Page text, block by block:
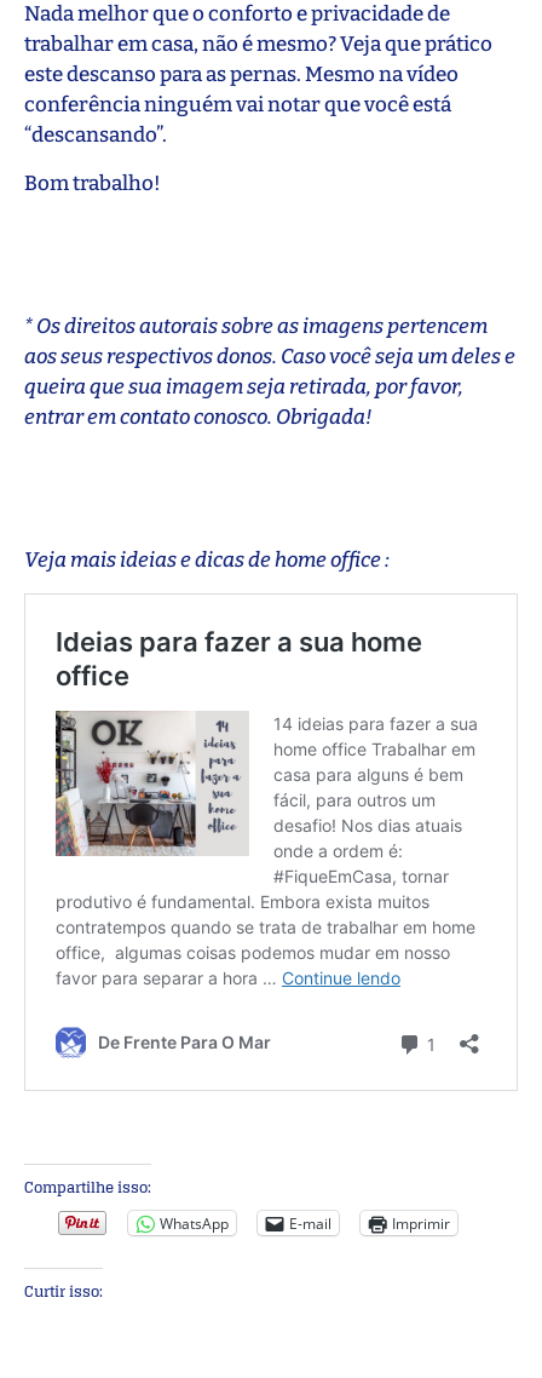
Nada melhor que o conforto e privacidade de
trabalhar em casa, não é mesmo? Veja que prático
este descanso para as pernas. Mesmo na vídeo
conferência ninguém vai notar que você está
“descansando”.
Bom trabalho!
* Os direitos autorais sobre as imagens pertencem
aos seus respectivos donos. Caso você seja um deles e
queira que sua imagem seja retirada, por favor,
entrar em contato conosco. Obrigada!
Veja mais ideias e dicas de home office :
Compartilhe isso:
WhatsApp E-mail Imprimir
Curtir isso: